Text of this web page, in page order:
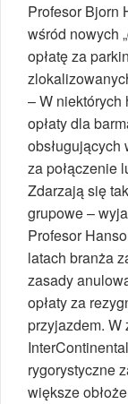
Profesor Bjorn
wśród nowych
opłatę za
– W niektórych
opłaty dla
za połączenie
Zdarzają się
grupowe –
Profesor
latach branża
zasady
opłaty za
przyjazdem. W
rygorystyczne
większe